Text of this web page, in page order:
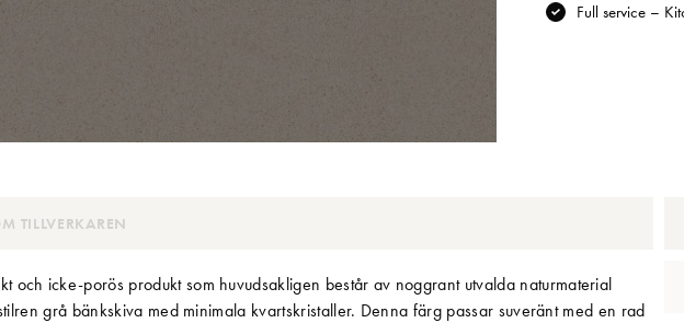
Full service –
TILLVERKAREN
och icke-porös produkt som huvudsakligen består av noggrant utvalda naturmaterial
grå bänkskiva med minimala kvartskristaller. Denna färg passar suveränt med en rad